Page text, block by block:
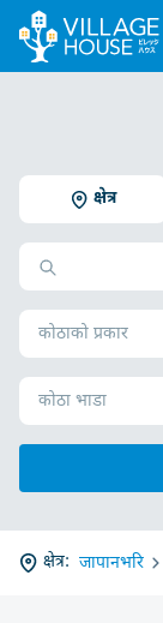
क्षेत्र
कोठाको प्रकार
कोठा भाडा
क्षेत्र: जापानभरि